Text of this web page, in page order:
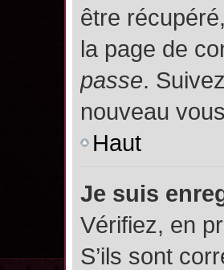
être
la page de
passe.
nouveau
Haut
Je suis
Vérifiez, en
S’ils sont